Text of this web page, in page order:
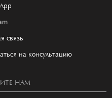
связь
на консультацию
НАМ